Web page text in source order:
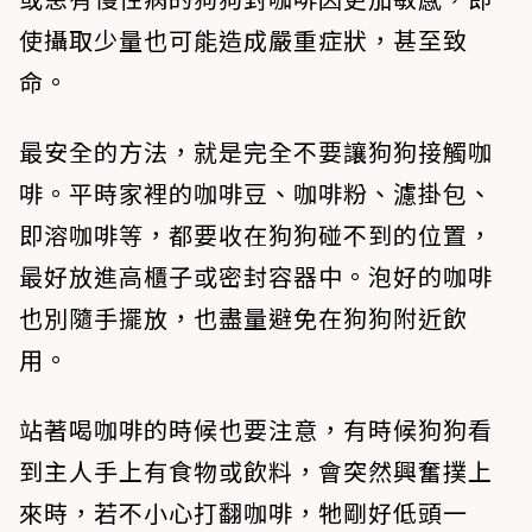
使攝取少量也可能造成嚴重症狀，甚至致
命。
最安全的方法，就是完全不要讓狗狗接觸咖
啡。平時家裡的咖啡豆、咖啡粉、濾掛包、
即溶咖啡等，都要收在狗狗碰不到的位置，
最好放進高櫃子或密封容器中。泡好的咖啡
也別隨手擺放，也盡量避免在狗狗附近飲
用。
站著喝咖啡的時候也要注意，有時候狗狗看
到主人手上有食物或飲料，會突然興奮撲上
來時，若不小心打翻咖啡，牠剛好低頭一